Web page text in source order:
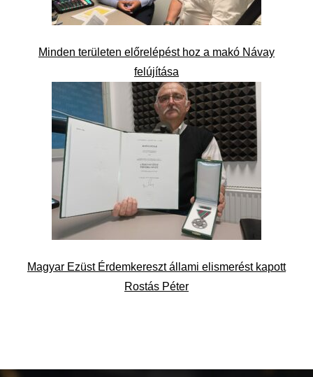
Minden területen előrelépést hoz a makó Návay
felújítása
Magyar Ezüst Érdemkereszt állami elismerést kapott
Rostás Péter